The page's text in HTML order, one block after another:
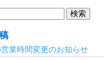
業時間変更のお知らせ